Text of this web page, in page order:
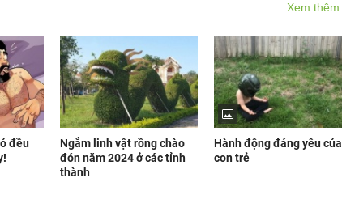
Xem thêm
đều
Ngắm linh vật rồng chào
đón năm 2024 ở các tỉnh
thành
Hành động đáng yêu của
con trẻ